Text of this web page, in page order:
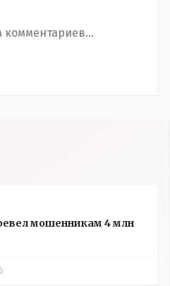
комментариев...
мошенникам 4 млн